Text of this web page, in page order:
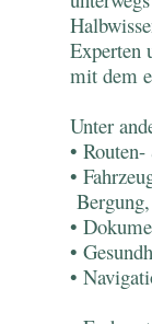
Experten
mit dem
Unter
•
•
•
•
•